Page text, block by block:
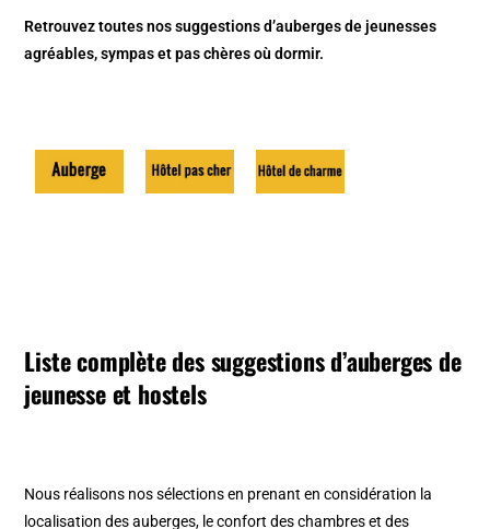
Retrouvez toutes nos suggestions d’auberges de jeunesses
agréables, sympas et pas chères où dormir.
Liste complète des suggestions d’auberges de
jeunesse et hostels
Nous réalisons nos sélections en prenant en considération la
localisation des auberges, le confort des chambres et des